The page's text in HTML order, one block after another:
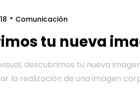
Comunicación
tu nueva
descubrimos tu nueva
la realización de una imagen